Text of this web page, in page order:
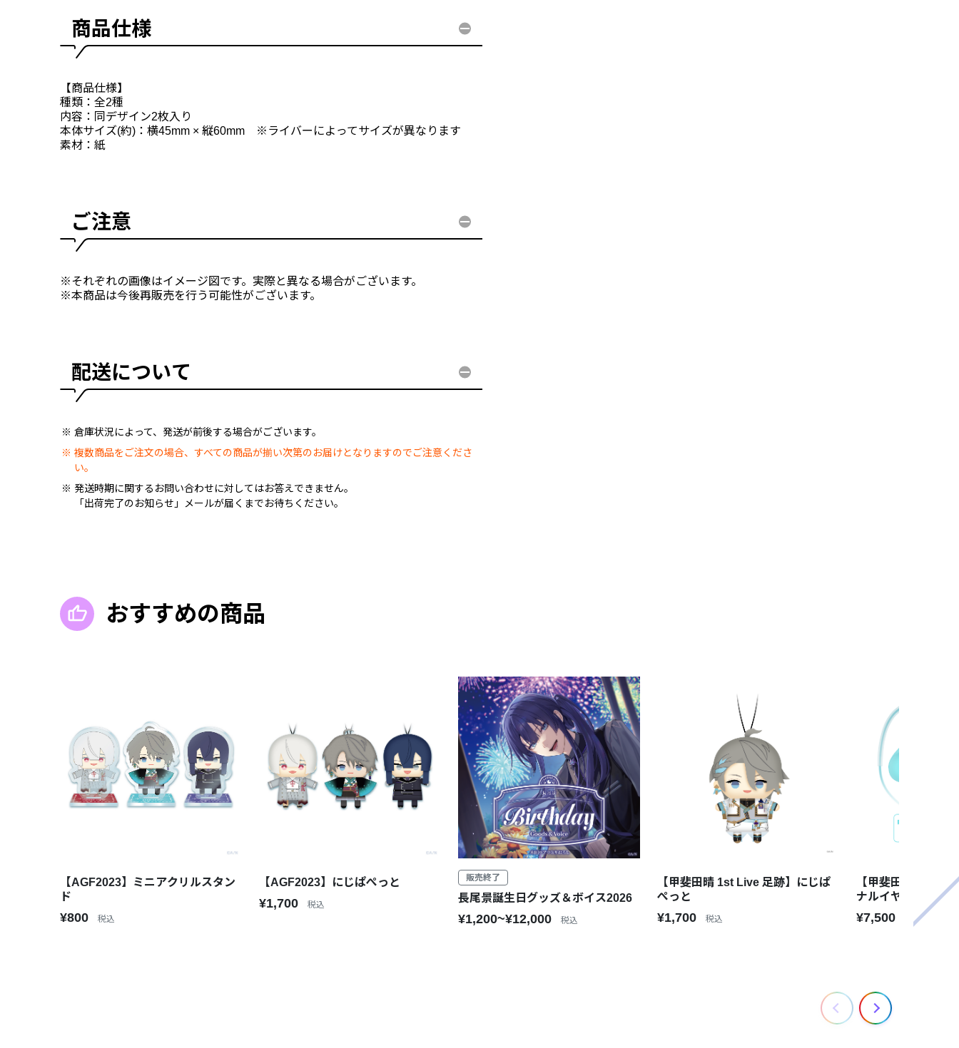
商品仕様
【商品仕様】
種類：全2種
内容：同デザイン2枚入り
本体サイズ(約)：横45mm × 縦60mm ※ライバーによってサイズが異なります
素材：紙
ご注意
※それぞれの画像はイメージ図です。実際と異なる場合がございます。
※本商品は今後再販売を行う可能性がございます。
配送について
倉庫状況によって、発送が前後する場合がございます。
複数商品をご注文の場合、すべての商品が揃い次第のお届けとなりますのでご注意くださ
い。
発送時期に関するお問い合わせに対してはお答えできません。
「出荷完了のお知らせ」メールが届くまでお待ちください。
おすすめの商品
【AGF2023】ミニアクリルスタン
ド
¥800 税込
【AGF2023】にじぱぺっと
¥1,700 税込
販売終了
長尾景誕生日グッズ＆ボイス2026
¥1,200~¥12,000 税込
【甲斐田晴 1st Live 足跡】にじぱ
ぺっと
¥1,700 税込
【甲斐田晴 1st
ナルイヤホン
¥7,500 税込